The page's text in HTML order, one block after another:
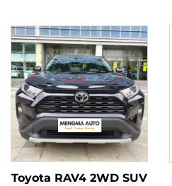
Toyota RAV4 2WD SUV